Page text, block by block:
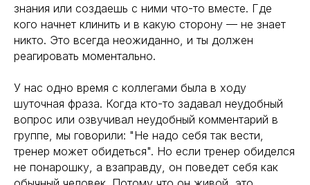
знания или создаешь с ними что-то вместе. Где
кого начнет клинить и в какую сторону — не знает
никто. Это всегда неожиданно, и ты должен
реагировать моментально.
У нас одно время с коллегами была в ходу
шуточная фраза. Когда кто-то задавал неудобный
вопрос или озвучивал неудобный комментарий в
группе, мы говорили: "Не надо себя так вести,
тренер может обидеться". Но если тренер обиделся
не понарошку, а взаправду, он поведет себя как